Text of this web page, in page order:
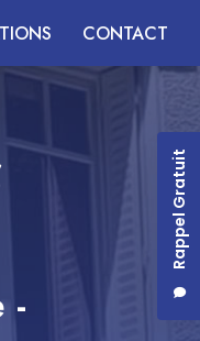
Rappel Gratuit
CONTACT
-